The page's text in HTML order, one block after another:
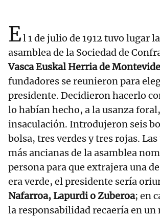
El 1 de julio de 1912 tuvo lugar
asamblea de la Sociedad de
Vasca Euskal Herria de
fundadores se reunieron para
presidente. Decidieron hacerlo
lo habían hecho, a la usanza
insaculación. Introdujeron seis
bolsa, tres verdes y tres rojas.
más ancianas de la asamblea
persona para que extrajera una
era verde, el presidente sería
Nafarroa, Lapurdi o Zuberoa; en
la responsabilidad recaería en un